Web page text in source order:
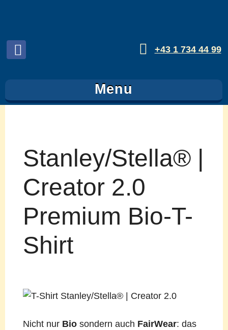
+43 1 734 44 99
Menu
Stanley/Stella® |
Creator 2.0
Premium Bio-T-
Shirt
Nicht nur Biosondern auch FairWear: das